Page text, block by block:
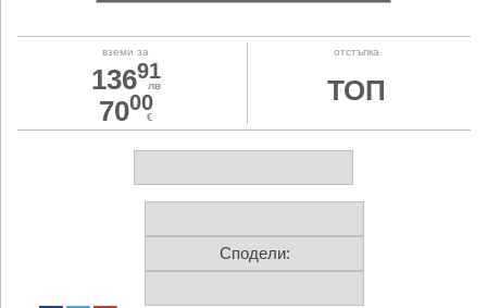
вземи за
13691
лв
7000
€
отстъпка
ТОП
Сподели: